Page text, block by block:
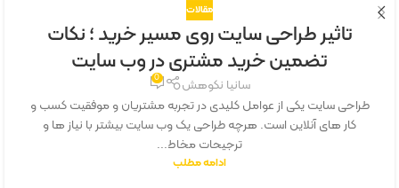
مقالات
تاثیر طراحی سایت روی مسیر خرید ؛ نکات
تضمین خرید مشتری در وب سایت
سانیا نکوهش 0
طراحی سایت یکی از عوامل کلیدی در تجربه مشتریان و موفقیت کسب و
کار های آنلاین است. هرچه طراحی یک وب سایت بیشتر با نیاز ها و
ترجیحات مخاط...
ادامه مطلب